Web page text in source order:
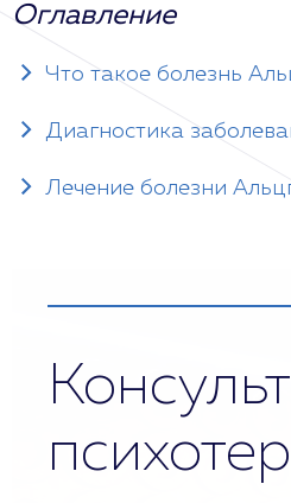
Оглавление
Что такое болезнь
Диагностика
Лечение болезни